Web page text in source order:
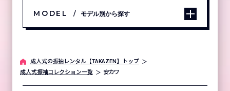
MODEL モデル別から探す
成⼈式の振袖レンタル【TAKAZEN】トップ
成人式振袖コレクション一覧
安カワ